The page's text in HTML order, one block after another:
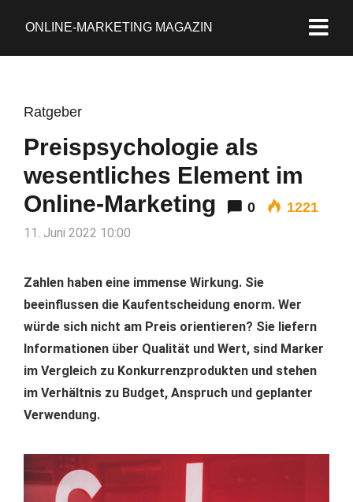
ONLINE-MARKETING MAGAZIN
Ratgeber
Preispsychologie als
wesentliches Element im
Online-Marketing
0 1221
11. Juni 2022 10:00
Zahlen haben eine immense Wirkung. Sie
beeinflussen die Kaufentscheidung enorm. Wer
würde sich nicht am Preis orientieren? Sie liefern
Informationen über Qualität und Wert, sind Marker
im Vergleich zu Konkurrenzprodukten und stehen
im Verhältnis zu Budget, Anspruch und geplanter
Verwendung.